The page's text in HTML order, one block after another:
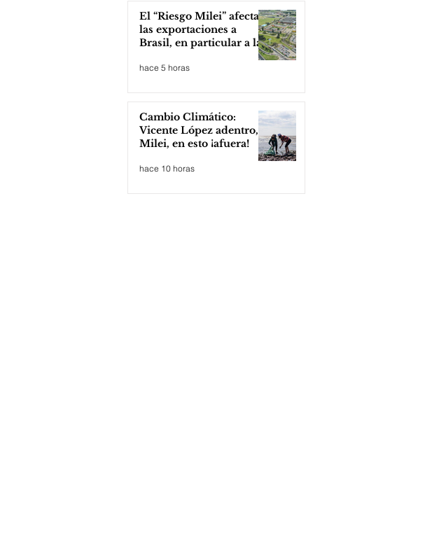
El “Riesgo Milei” afecta
las exportaciones a
Brasil, en particular a la
industria automotriz de
la provincia
hace 5 horas
Cambio Climático:
Vicente López adentro,
Milei, en esto ¡afuera!
hace 10 horas